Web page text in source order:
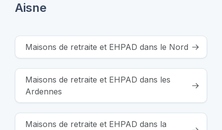
Aisne
Maisons de retraite et EHPAD dans le Nord
Maisons de retraite et EHPAD dans les
Ardennes
Maisons de retraite et EHPAD dans la